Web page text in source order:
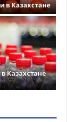
в Казахстане
Казахстане